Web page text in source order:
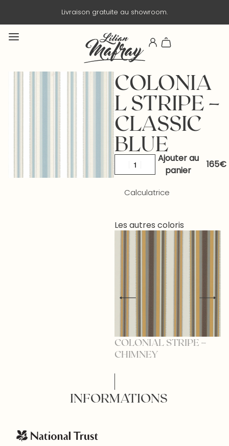
Livraison gratuite au showroom.
COLONIA
L STRIPE –
CLASSIC
BLUE
Ajouter au
panier
Calculatrice
Les autres coloris
COLONIAL STRIPE –
CHIMNEY
INFORMATIONS